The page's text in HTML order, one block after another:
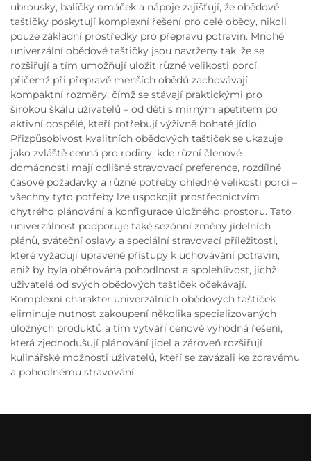
ubrousky, balíčky omáček a nápoje zajišťují, že obědové
taštičky poskytují komplexní řešení pro celé obědy, nikoli
pouze základní prostředky pro přepravu potravin. Mnohé
univerzální obědové taštičky jsou navrženy tak, že se
rozšiřují a tím umožňují uložit různé velikosti porcí,
přičemž při přepravě menších obědů zachovávají
kompaktní rozměry, čímž se stávají praktickými pro
širokou škálu uživatelů – od dětí s mírným apetitem po
aktivní dospělé, kteří potřebují výživně bohaté jídlo.
Přizpůsobivost kvalitních obědových taštiček se ukazuje
jako zvláště cenná pro rodiny, kde různí členové
domácnosti mají odlišné stravovací preference, rozdílné
časové požadavky a různé potřeby ohledně velikosti porcí –
všechny tyto potřeby lze uspokojit prostřednictvím
chytrého plánování a konfigurace úložného prostoru. Tato
univerzálnost podporuje také sezónní změny jídelních
plánů, sváteční oslavy a speciální stravovací příležitosti,
které vyžadují upravené přístupy k uchovávání potravin,
aniž by byla obětována pohodlnost a spolehlivost, jichž
uživatelé od svých obědových taštiček očekávají.
Komplexní charakter univerzálních obědových taštiček
eliminuje nutnost zakoupení několika specializovaných
úložných produktů a tím vytváří cenově výhodná řešení,
která zjednodušují plánování jídel a zároveň rozšiřují
kulinářské možnosti uživatelů, kteří se zavázali ke zdravému
a pohodlnému stravování.